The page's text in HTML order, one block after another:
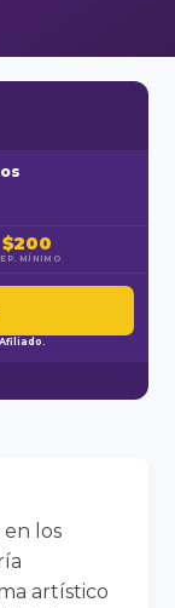
$200
MÍNIMO
los
artístico